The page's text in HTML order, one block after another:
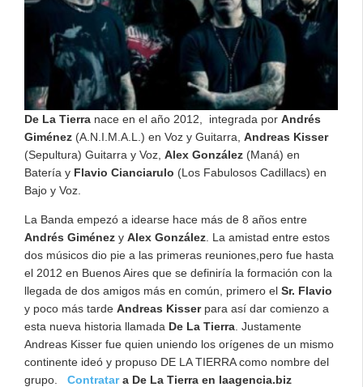
De La Tierra nace en el año 2012, integrada por Andrés
Giménez (A.N.I.M.A.L.) en Voz y Guitarra, Andreas Kisser
(Sepultura) Guitarra y Voz, Alex González (Maná) en
Batería y Flavio Cianciarulo (Los Fabulosos Cadillacs) en
Bajo y Voz.
La Banda empezó a idearse hace más de 8 años entre
Andrés Giménez y Alex González . La amistad entre estos
dos músicos dio pie a las primeras reuniones,pero fue hasta
el 2012 en Buenos Aires que se definiría la formación con la
llegada de dos amigos más en común, primero el Sr. Flavio
y poco más tarde Andreas Kisserpara así dar comienzo a
esta nueva historia llamada De La Tierra . Justamente
Andreas Kisser fue quien uniendo los orígenes de un mismo
continente ideó y propuso DE LA TIERRA como nombre del
grupo.
Contratara De La Tierra en laagencia.biz